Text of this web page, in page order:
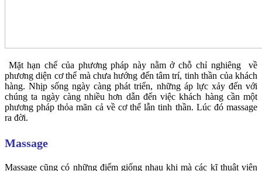
Mặt hạn chế của phương pháp này nằm ở chỗ chỉ nghiêng về
phương diện cơ thể mà chưa hướng đến tâm trí, tinh thần của khách
hàng. Nhịp sống ngày càng phát triển, những áp lực xảy đến với
chúng ta ngày càng nhiều hơn dẫn đến việc khách hàng cần một
phương pháp thỏa mãn cả về cơ thể lẫn tinh thần. Lúc đó massage
ra đời.
Massage
Massage cũng có những điểm giống nhau khi mà các kĩ thuật viên